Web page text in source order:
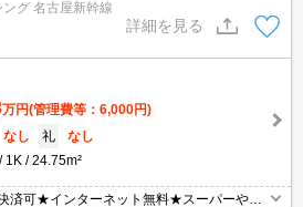
グ 名古屋新幹線
詳細を見る
万円(管理費等：6,000円)
なし 礼
なし
1K 24.75m²
済可★インターネット無料★スーパーや商